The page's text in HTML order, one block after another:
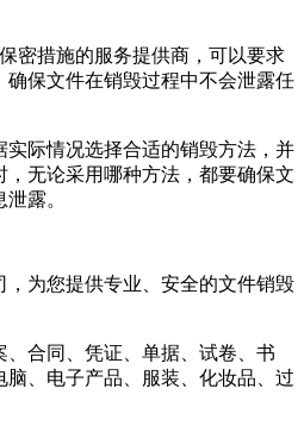
密措施的服务提供商，可以要求
确保文件在销毁过程中不会泄露任
际情况选择合适的销毁方法，并
无论采用哪种方法，都要确保文
露。
，为您提供专业、安全的文件销毁
合同、凭证、单据、试卷、书
、电子产品、服装、化妆品、过